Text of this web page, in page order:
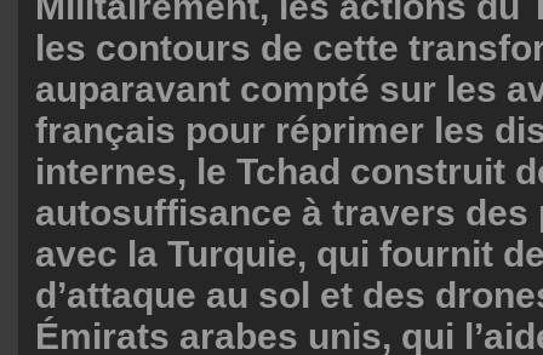
les contours de cette
auparavant compté sur les
français pour réprimer les
internes, le Tchad construit
autosuffisance à travers des
avec la Turquie, qui fournit
d’attaque au sol et des
Émirats arabes unis, qui